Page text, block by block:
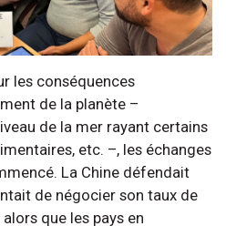
les conséquences
de la planète –
de la mer rayant certains
etc. –, les échanges
La Chine défendait
de négocier son taux de
que les pays en